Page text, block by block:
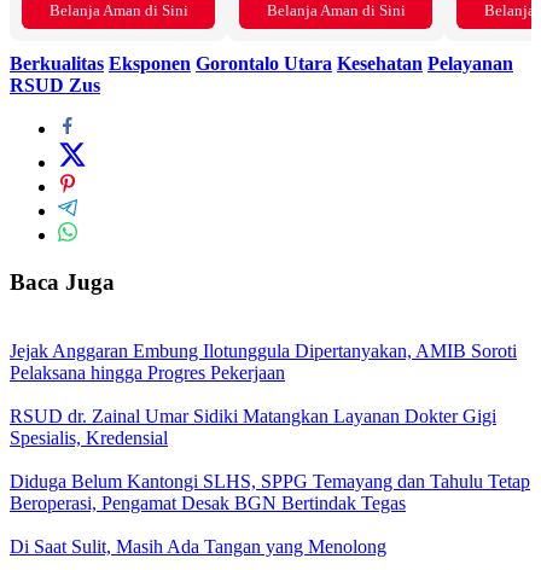
Belanja Aman di Sini Belanja Aman di Sini Belanja
Berkualitas Eksponen Gorontalo Utara Kesehatan Pelayanan
RSUD Zus
Baca Juga
Jejak Anggaran Embung Ilotunggula Dipertanyakan, AMIB Soroti
Pelaksana hingga Progres Pekerjaan
RSUD dr. Zainal Umar Sidiki Matangkan Layanan Dokter Gigi
Spesialis, Kredensial
Diduga Belum Kantongi SLHS, SPPG Temayang dan Tahulu Tetap
Beroperasi, Pengamat Desak BGN Bertindak Tegas
Di Saat Sulit, Masih Ada Tangan yang Menolong